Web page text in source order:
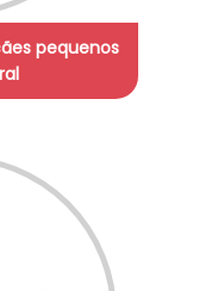
pequenos